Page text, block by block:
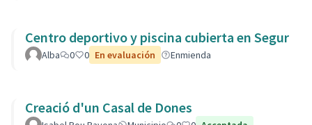
Centro deportivo y piscina cubierta en Segur
Alba 0 0 En evaluación Enmienda
Creació d'un Casal de Dones